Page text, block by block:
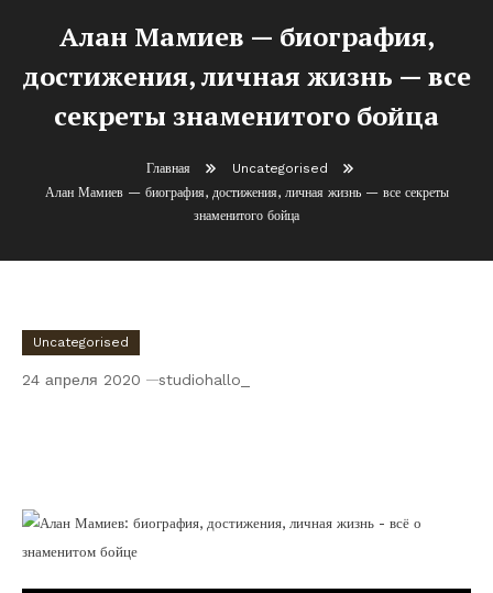
Алан Мамиев — биография,
достижения, личная жизнь — все
секреты знаменитого бойца
Главная
Uncategorised
Алан Мамиев — биография, достижения, личная жизнь — все секреты
знаменитого бойца
Uncategorised
24 апреля 2020 studiohallo_